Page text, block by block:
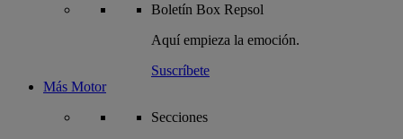
Boletín Box Repsol
Aquí empieza la emoción.
Suscríbete
Más Motor
Secciones